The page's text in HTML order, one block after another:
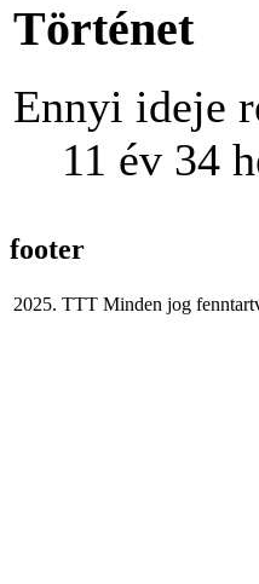
Történet
Ennyi ideje
11 év 34
footer
2025. TTT Minden jog